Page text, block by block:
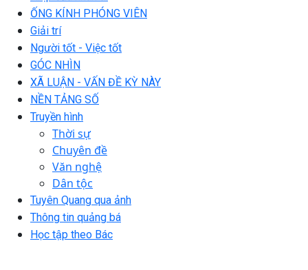
ỐNG KÍNH PHÓNG VIÊN
Giải trí
Người tốt - Việc tốt
GÓC NHÌN
XÃ LUẬN - VẤN ĐỀ KỲ NÀY
NỀN TẢNG SỐ
Truyền hình
Thời sự
Chuyên đề
Văn nghệ
Dân tộc
Tuyên Quang qua ảnh
Thông tin quảng bá
Học tập theo Bác